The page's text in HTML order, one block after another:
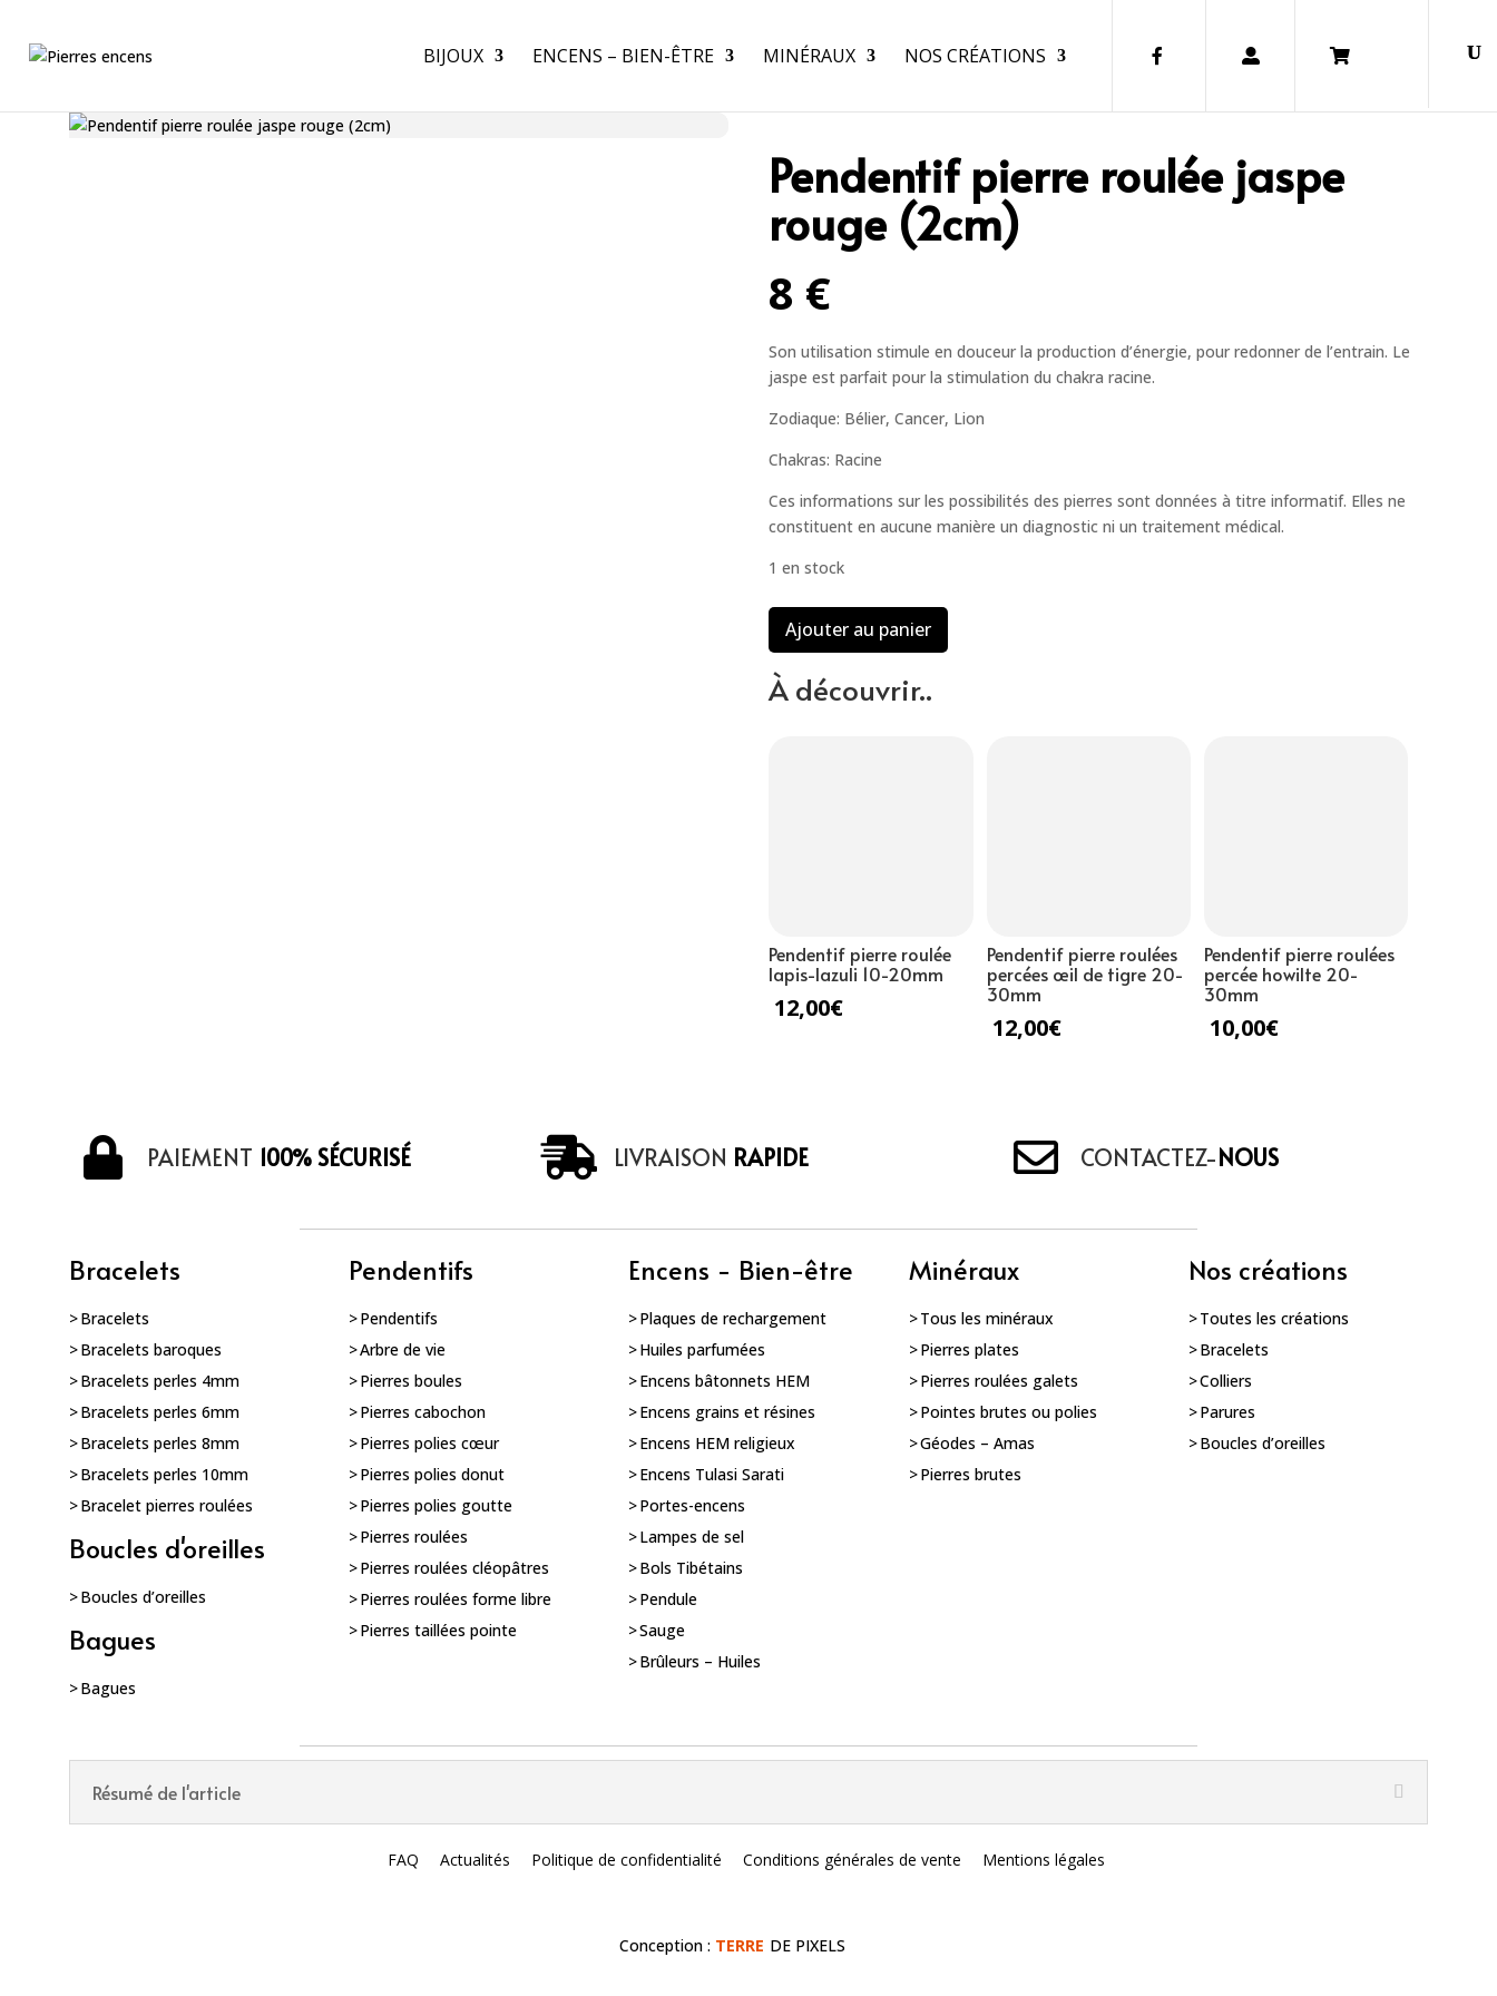
BIJOUX ENCENS – BIEN-ÊTRE MINÉRAUX NOS CRÉATIONS CO. CART
Pendentif pierre roulée jaspe
rouge (2cm)
8 €
Son utilisation stimule en douceur la production d’énergie, pour redonner de l’entrain. Le
jaspe est parfait pour la stimulation du chakra racine.
Zodiaque: Bélier, Cancer, Lion
Chakras: Racine
Ces informations sur les possibilités des pierres sont données à titre informatif. Elles ne
constituent en aucune manière un diagnostic ni un traitement médical.
1 en stock
quantité
de
Pendentif
pierre
Ajouter au panier
À découvrir..
Pendentif pierre roulée
lapis-lazuli 10-20mm
12,00€
Pendentif pierre roulées
percées œil de tigre 20-
30mm
12,00€
Pendentif pierre roulées
percée howilte 20-
30mm
10,00€
PAIEMENT 100% SÉCURISÉ LIVRAISON RAPIDE CONTACTEZ-NOUS
Bracelets
Bracelets
Bracelets baroques
Bracelets perles 4mm
Bracelets perles 6mm
Bracelets perles 8mm
Bracelets perles 10mm
Bracelet pierres roulées
Boucles d'oreilles
Boucles d’oreilles
Bagues
Bagues
Pendentifs
Pendentifs
Arbre de vie
Pierres boules
Pierres cabochon
Pierres polies cœur
Pierres polies donut
Pierres polies goutte
Pierres roulées
Pierres roulées cléopâtres
Pierres roulées forme libre
Pierres taillées pointe
Encens - Bien-être
Plaques de rechargement
Huiles parfumées
Encens bâtonnets HEM
Encens grains et résines
Encens HEM religieux
Encens Tulasi Sarati
Portes-encens
Lampes de sel
Bols Tibétains
Pendule
Sauge
Brûleurs – Huiles
Minéraux
Tous les minéraux
Pierres plates
Pierres roulées galets
Pointes brutes ou polies
Géodes – Amas
Pierres brutes
Nos créations
Toutes les créations
Bracelets
Colliers
Parures
Boucles d’oreilles
Résumé de l'article
FAQ Actualités Politique de confidentialité Conditions générales de vente Mentions légales
Conception : TERRE DE PIXELS